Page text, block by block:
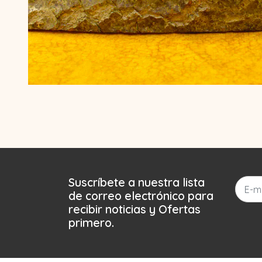
Suscríbete a nuestra lista
de correo electrónico para
recibir noticias y Ofertas
primero.